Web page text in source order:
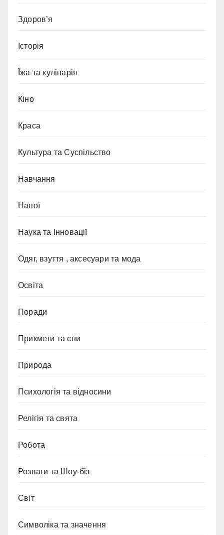
Здоров’я
Історія
Їжа та кулінарія
Кіно
Краса
Культура та Суспільство
Навчання
Напої
Наука та Інновації
Одяг, взуття , аксесуари та мода
Освіта
Поради
Прикмети та сни
Природа
Психологія та відносини
Релігія та свята
Робота
Розваги та Шоу-біз
Світ
Символіка та значення